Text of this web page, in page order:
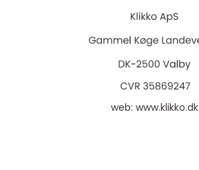
web: www.klikko.dk